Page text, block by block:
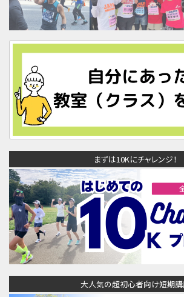
まずは10Kにチャレンジ！
大人気の超初心者向け短期